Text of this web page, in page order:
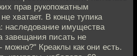
прав рукопожатным
хватает. В конце тупика
наследование имущества
завещания писать не
можно?" Креаклы как они есть.